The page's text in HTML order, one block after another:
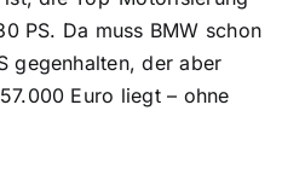
PS. Da muss BMW schon
gegenhalten, der aber
Euro liegt – ohne